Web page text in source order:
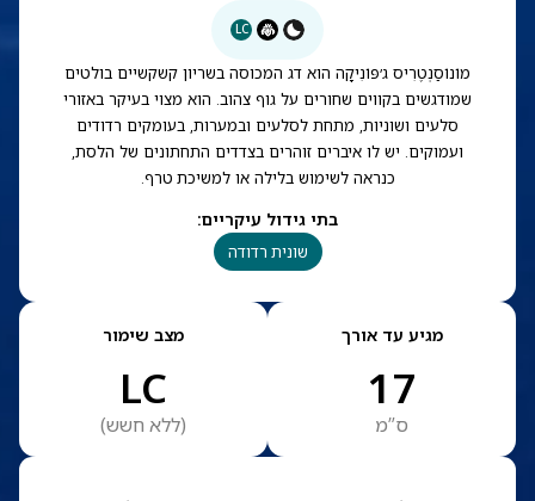
LC
מוֹנוֹסַנְטֶרִיס ג׳פּוֹנִיקָה הוא דג המכוסה בשריון קשקשיים בולטים
שמודגשים בקווים שחורים על גוף צהוב. הוא מצוי בעיקר באזורי
סלעים ושוניות, מתחת לסלעים ובמערות, בעומקים רדודים
ועמוקים. יש לו איברים זוהרים בצדדים התחתונים של הלסת,
כנראה לשימוש בלילה או למשיכת טרף.
בתי גידול עיקריים:
שונית רדודה
מגיע עד אורך
17
ס”מ
מצב שימור
LC
(ללא חשש)